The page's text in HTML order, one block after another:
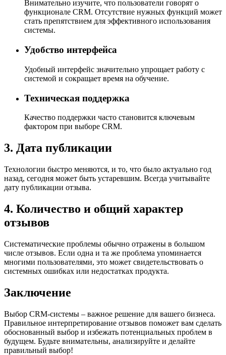
Внимательно изучите, что пользователи говорят о
функционале CRM. Отсутствие нужных функций может
стать препятствием для эффективного использования
системы.
Удобство интерфейса
Удобный интерфейс значительно упрощает работу с
системой и сокращает время на обучение.
Техническая поддержка
Качество поддержки часто становится ключевым
фактором при выборе CRM.
3. Дата публикации
Технологии быстро меняются, и то, что было актуально год
назад, сегодня может быть устаревшим. Всегда учитывайте
дату публикации отзыва.
4. Количество и общий характер
отзывов
Систематические проблемы обычно отражены в большом
числе отзывов. Если одна и та же проблема упоминается
многими пользователями, это может свидетельствовать о
системных ошибках или недостатках продукта.
Заключение
Выбор CRM-системы – важное решение для вашего бизнеса.
Правильное интерпретирование отзывов поможет вам сделать
обоснованный выбор и избежать потенциальных проблем в
будущем. Будьте внимательны, анализируйте и делайте
правильный выбор!